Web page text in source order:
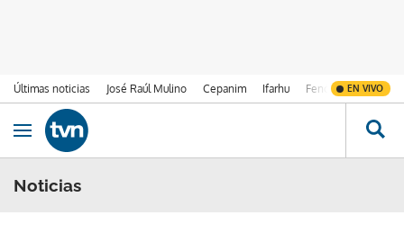
Últimas noticias José Raúl Mulino Cepanim Ifarhu Fenómeno de El
EN VIVO
Ir al contenido
Obrir navegació
Noticias